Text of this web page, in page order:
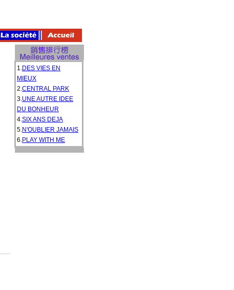
1.DES VIES EN
MIEUX
2.CENTRAL PARK
3.UNE AUTRE IDEE
DU BONHEUR
4.SIX ANS DEJA
5.N'OUBLIER JAMAIS
6.PLAY WITH ME